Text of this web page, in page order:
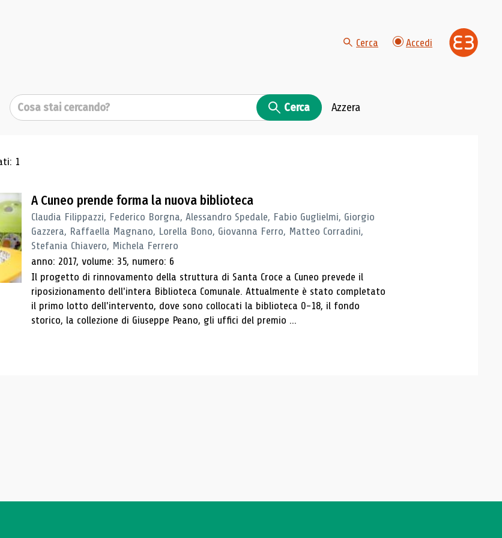
Cerca Accedi
Cerca Cerca Azzera
di ricerca
1
A Cuneo prende forma la nuova biblioteca
Claudia Filippazzi, Federico Borgna, Alessandro Spedale, Fabio Guglielmi, Giorgio
Gazzera, Raffaella Magnano, Lorella Bono, Giovanna Ferro, Matteo Corradini,
Stefania Chiavero, Michela Ferrero
anno: 2017, volume: 35, numero: 6
Il progetto di rinnovamento della struttura di Santa Croce a Cuneo prevede il
riposizionamento dell'intera Biblioteca Comunale. Attualmente è stato completato
il primo lotto dell'intervento, dove sono collocati la biblioteca 0-18, il fondo
storico, la collezione di Giuseppe Peano, gli uffici del premio ...